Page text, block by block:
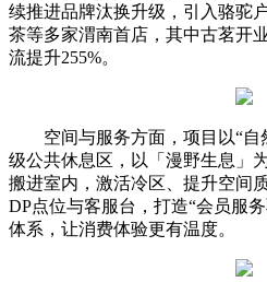
续推进品牌汰换升级，引入骆驼
茶等多家渭南首店，其中古茗开
流提升255%。
空间与服务方面，项目以“
级公共休息区，以「漫野生息」
搬进室内，激活冷区、提升空间
DP点位与客服台，打造“会员服
体系，让消费体验更有温度。